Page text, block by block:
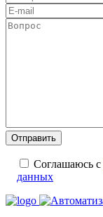
Соглашаюсь с
данных